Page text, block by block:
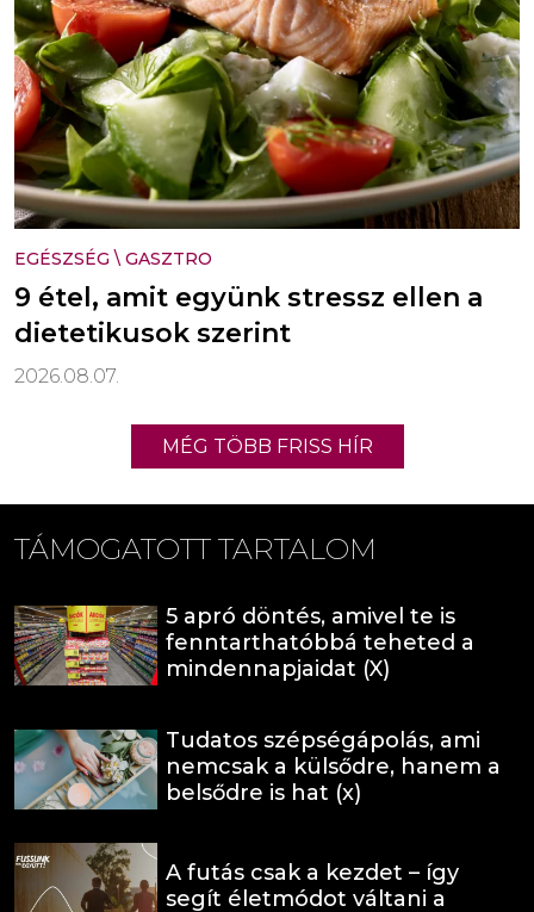
EGÉSZSÉG \ GASZTRO
9 étel, amit együnk stressz ellen a
dietetikusok szerint
2026.08.07.
MÉG TÖBB FRISS HÍR
TÁMOGATOTT TARTALOM
5 apró döntés, amivel te is
fenntarthatóbbá teheted a
mindennapjaidat (X)
Tudatos szépségápolás, ami
nemcsak a külsődre, hanem a
belsődre is hat (x)
A futás csak a kezdet – így
segít életmódot váltani a